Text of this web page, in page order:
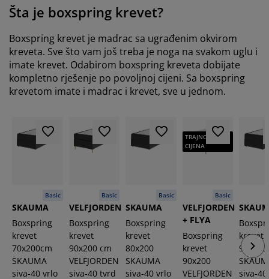
Šta je boxspring krevet?
Boxspring krevet je madrac sa ugrađenim okvirom
kreveta. Sve što vam još treba je noga na svakom uglu i
imate krevet. Odabirom boxspring kreveta dobijate
kompletno rješenje po povoljnoj cijeni. Sa boxspring
krevetom imate i madrac i krevet, sve u jednom.
Basic
SKAUMA
Boxspring
krevet
70x200cm
SKAUMA
siva-40 vrlo
Basic
VELFJORDEN
Boxspring
krevet
90x200 cm
VELFJORDEN
siva-40 tvrd
Basic
SKAUMA
Boxspring
krevet
80x200
SKAUMA
siva-40 vrlo
TRAJNO NISKA
CIJENA
Basic
VELFJORDEN
+ FLYA
Boxspring
krevet
90x200
VELFJORDEN
krevet
90x200
siva-